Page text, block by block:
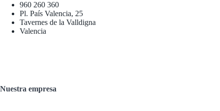
960 260 360
Pl. País Valencia, 25
Tavernes de la Valldigna
Valencia
Nuestra empresa